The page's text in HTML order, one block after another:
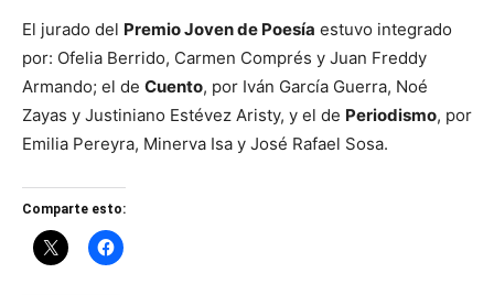
El jurado del Premio Joven de Poesía estuvo integrado
por: Ofelia Berrido, Carmen Comprés y Juan Freddy
Armando; el de Cuento, por Iván García Guerra, Noé
Zayas y Justiniano Estévez Aristy, y el de Periodismo, por
Emilia Pereyra, Minerva Isa y José Rafael Sosa.
Comparte esto: